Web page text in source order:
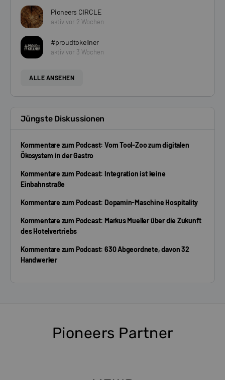
Pioneers CIRCLE
aktiv vor 2 Wochen
#proudtokellner
aktiv vor 3 Wochen
ALLE ANSEHEN
Jüngste Diskussionen
Kommentare zum Podcast: Vom Tool-Zoo zum digitalen
Ökosystem in der Gastro
Kommentare zum Podcast: Integration ist keine
Einbahnstraße
Kommentare zum Podcast: Dopamin-Maschine Hospitality
Kommentare zum Podcast: Markus Mueller über die Zukunft
des Hotelvertriebs
Kommentare zum Podcast: 630 Abgeordnete, davon 32
Handwerker
Pioneers Partner